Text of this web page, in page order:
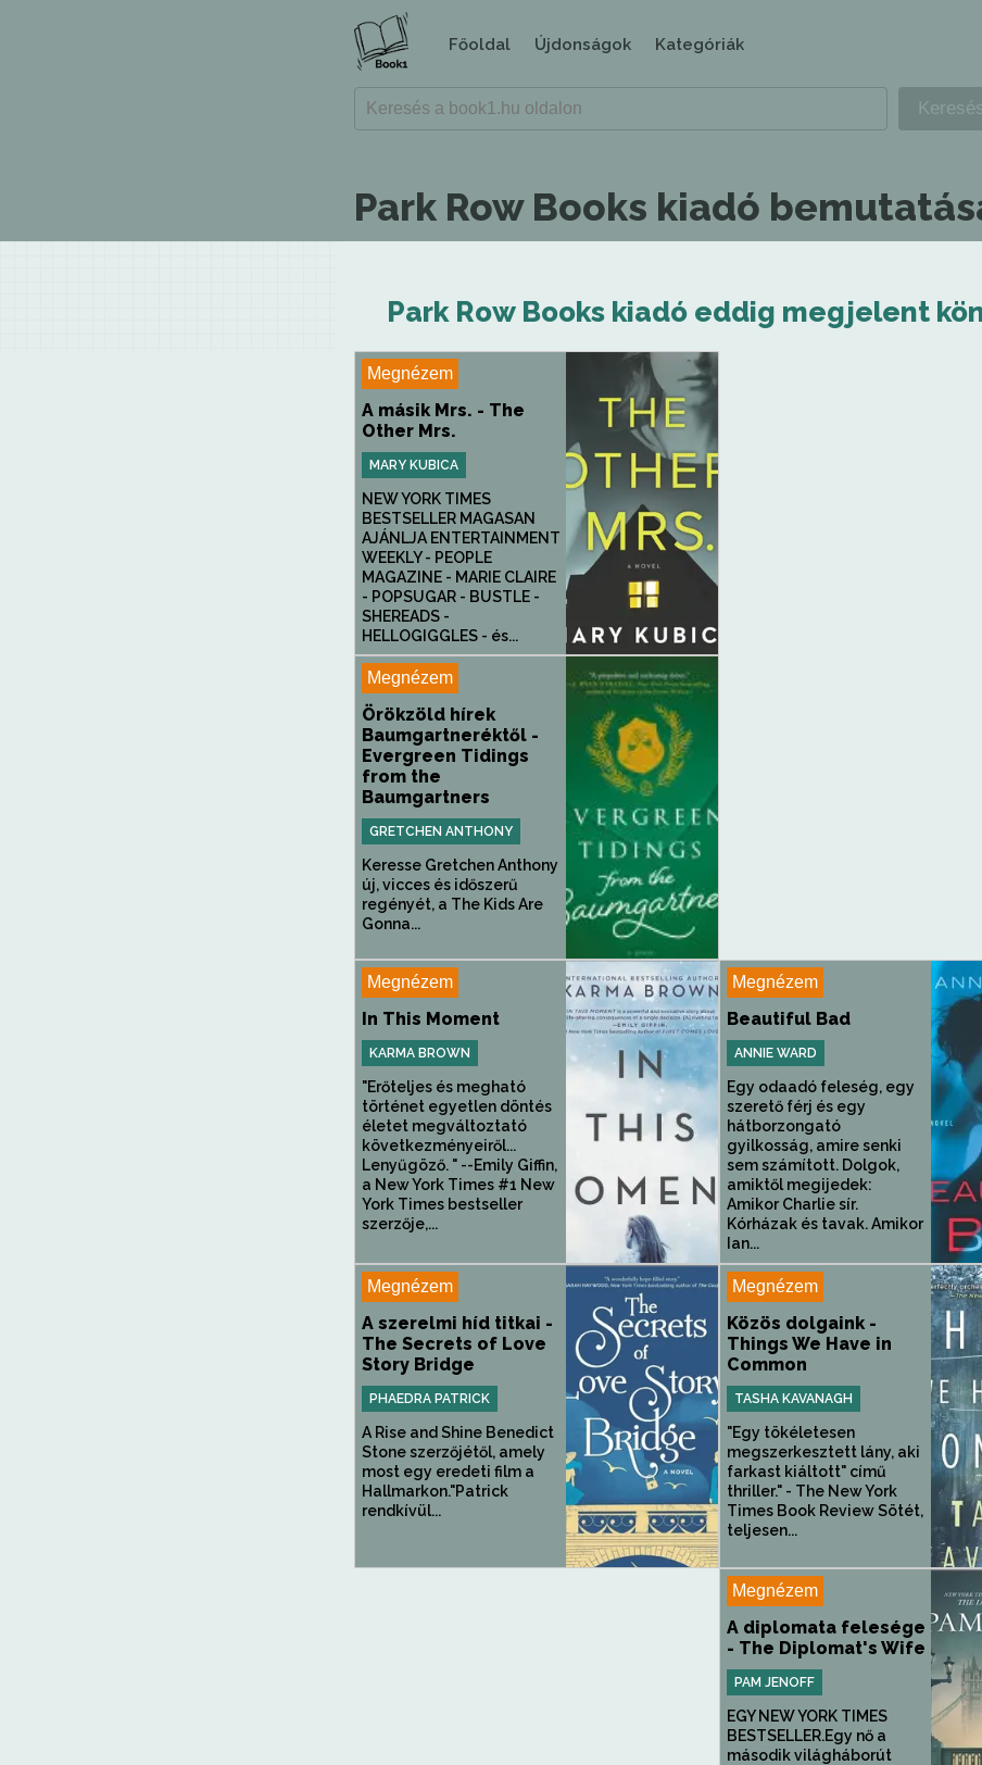
Főoldal Újdonságok Kategóriák
Park Row Books kiadó
Park Row Books kiadó eddig megjelent
Megnézem
A másik Mrs. - The
Other Mrs.
MARY KUBICA
NEW YORK TIMES
BESTSELLER MAGASAN
AJÁNLJA ENTERTAINMENT
WEEKLY - PEOPLE
MAGAZINE - MARIE CLAIRE
- POPSUGAR - BUSTLE -
SHEREADS -
HELLOGIGGLES - és...
Megnézem
Örökzöld hírek
Baumgartneréktől -
Evergreen Tidings
from the
Baumgartners
GRETCHEN ANTHONY
Keresse Gretchen Anthony
új, vicces és időszerű
regényét, a The Kids Are
Gonna...
Megnézem
In This Moment
KARMA BROWN
"Erőteljes és megható
történet egyetlen döntés
életet megváltoztató
következményeiről...
Lenyűgöző. " --Emily Giffin,
a New York Times #1 New
York Times bestseller
szerzője,...
Megnézem
Beautiful Bad
ANNIE WARD
Egy odaadó feleség, egy
szerető férj és egy
hátborzongató
gyilkosság, amire senki
sem számított. Dolgok,
amiktől megijedek:
Amikor Charlie sír.
Kórházak és tavak. Amikor
Ian...
Megnézem
A szerelmi híd titkai -
The Secrets of Love
Story Bridge
PHAEDRA PATRICK
A Rise and Shine Benedict
Stone szerzőjétől, amely
most egy eredeti film a
Hallmarkon."Patrick
rendkívül...
Megnézem
Közös dolgaink -
Things We Have in
Common
TASHA KAVANAGH
"Egy tökéletesen
megszerkesztett lány, aki
farkast kiáltott" című
thriller." - The New York
Times Book Review Sötét,
teljesen...
Megnézem
A diplomata felesége
- The Diplomat's Wife
PAM JENOFF
EGY NEW YORK TIMES
BESTSELLER.Egy nő a
második világháborút